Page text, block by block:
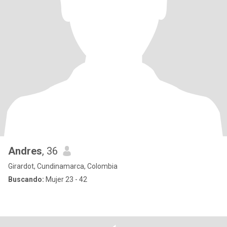
Andres, 36
Girardot, Cundinamarca, Colombia
Buscando: Mujer 23 - 42